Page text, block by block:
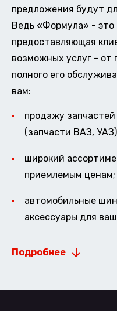
предложения будут
Ведь «Формула» - это
предоставляющая
возможных услуг - от
полного его
вам:
продажу
(запчасти ВАЗ,
широкий
приемлемым ценам;
автомобильные
аксессуары для
Подробнее